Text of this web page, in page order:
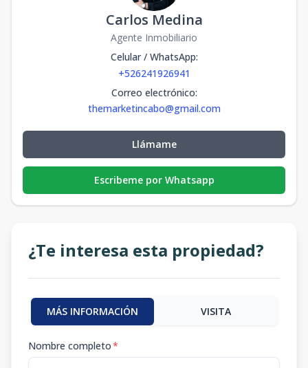
Carlos Medina
Agente Inmobiliario
Celular / WhatsApp:
+526241926941
Correo electrónico:
themarketincabo@gmail.com
Llámame
Escribeme por Whatsapp
¿Te interesa esta propiedad?
MÁS INFORMACIÓN VISITA
Nombre completo*